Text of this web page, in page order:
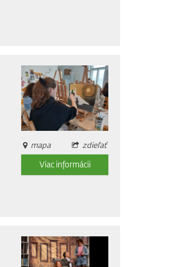
mapa
zdieľať
Viac informácii